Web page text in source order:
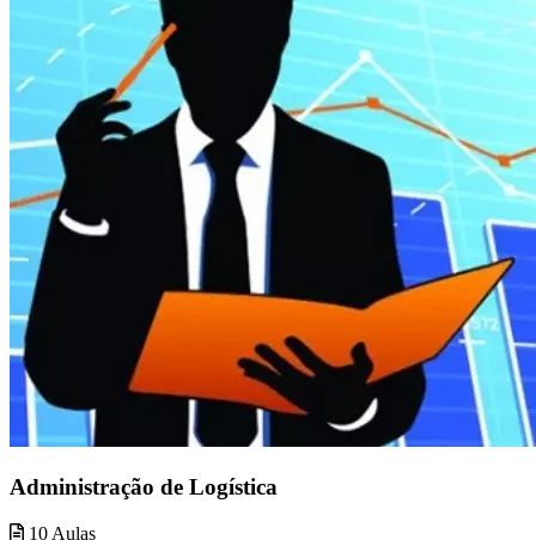
Administração de Logística
10 Aulas